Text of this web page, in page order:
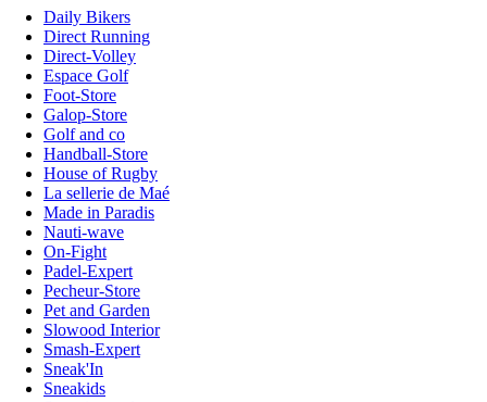
Daily Bikers
Direct Running
Direct-Volley
Espace Golf
Foot-Store
Galop-Store
Golf and co
Handball-Store
House of Rugby
La sellerie de Maé
Made in Paradis
Nauti-wave
On-Fight
Padel-Expert
Pecheur-Store
Pet and Garden
Slowood Interior
Smash-Expert
Sneak'In
Sneakids